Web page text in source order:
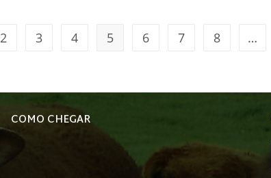
2 3 4 5 6 7 8 …
COMO CHEGAR